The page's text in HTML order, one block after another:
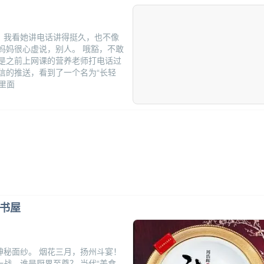
看她讲电话讲得挺久，也不像
妈很心虚说，别人。 哦豁，不敢
之前上网课的营养老师打电话过
推送，看到了一个名为“长轻
面
屋
面纱。 烟花三月，扬州斗宴！